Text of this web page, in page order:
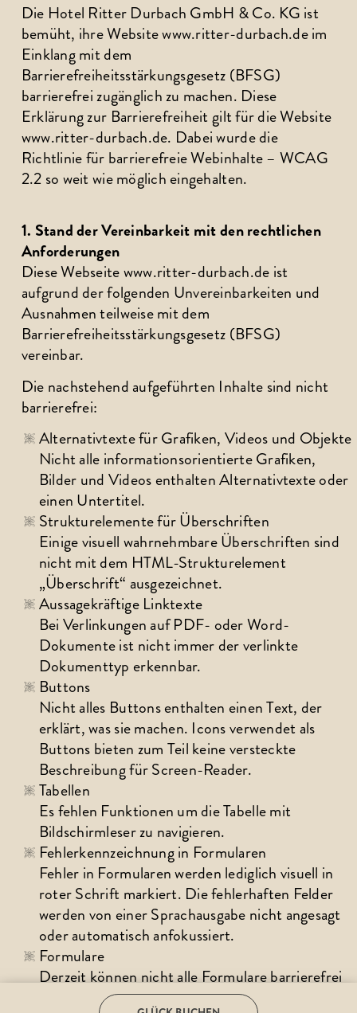
Die Hotel Ritter Durbach GmbH & Co. KG ist
bemüht, ihre Website www.ritter-durbach.de im
Einklang mit dem
Barrierefreiheitsstärkungsgesetz (BFSG)
barrierefrei zugänglich zu machen. Diese
Erklärung zur Barrierefreiheit gilt für die Website
www.ritter-durbach.de. Dabei wurde die
Richtlinie für barrierefreie Webinhalte – WCAG
2.2 so weit wie möglich eingehalten.
1. Stand der Vereinbarkeit mit den rechtlichen
Anforderungen
Diese Webseite www.ritter-durbach.de ist
aufgrund der folgenden Unvereinbarkeiten und
Ausnahmen teilweise mit dem
Barrierefreiheitsstärkungsgesetz (BFSG)
vereinbar.
Die nachstehend aufgeführten Inhalte sind nicht
barrierefrei:
Alternativtexte für Grafiken, Videos und Objekte
Nicht alle informationsorientierte Grafiken,
Bilder und Videos enthalten Alternativtexte oder
einen Untertitel.
Strukturelemente für Überschriften
Einige visuell wahrnehmbare Überschriften sind
nicht mit dem HTML-Strukturelement
„Überschrift“ ausgezeichnet.
Aussagekräftige Linktexte
Bei Verlinkungen auf PDF- oder Word-
Dokumente ist nicht immer der verlinkte
Dokumenttyp erkennbar.
Buttons
Nicht alles Buttons enthalten einen Text, der
erklärt, was sie machen. Icons verwendet als
Buttons bieten zum Teil keine versteckte
Beschreibung für Screen-Reader.
Tabellen
Es fehlen Funktionen um die Tabelle mit
Bildschirmleser zu navigieren.
Fehlerkennzeichnung in Formularen
Fehler in Formularen werden lediglich visuell in
roter Schrift markiert. Die fehlerhaften Felder
werden von einer Sprachausgabe nicht angesagt
oder automatisch anfokussiert.
Formulare
Derzeit können nicht alle Formulare barrierefrei
zur Verfügung gestellt werden. Teilweise fehlen